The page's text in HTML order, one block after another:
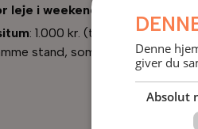
leje i weekenden
: 1.000 kr. (tilbagebetales
stand, som da du modtog
Denne
giver du
Absolut